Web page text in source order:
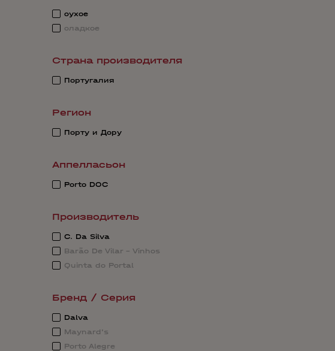
сухое
сладкое
Страна производителя
Португалия
Регион
Порту и Дору
Аппелласьон
Porto DOC
Производитель
C. Da Silva
Barão De Vilar - Vinhos
Quinta do Portal
Бренд / Серия
Dalva
Maynard's
Porto Alegre